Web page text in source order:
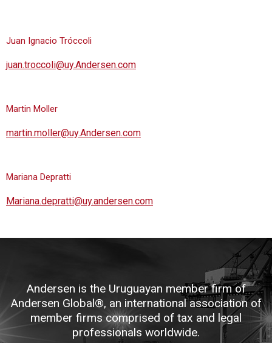
Juan Ignacio Tróccoli
juan.troccoli@uy.Andersen.com
Martin Moller
martin.moller@uy.Andersen.com
Mariana Depratti
Mariana.depratti@uy.andersen.com
Andersen is the Uruguayan member firm of
Andersen Global®, an international association of
member firms comprised of tax and legal
professionals worldwide.